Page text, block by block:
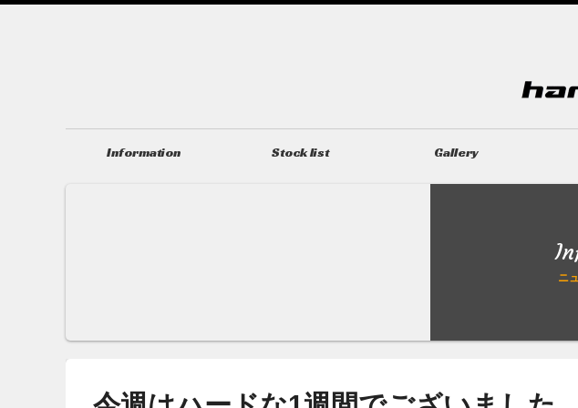
Information Stock list Gallery
ニ